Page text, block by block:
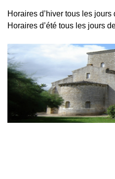
Horaires d’hiver tous les jours
Horaires d’été tous les jours